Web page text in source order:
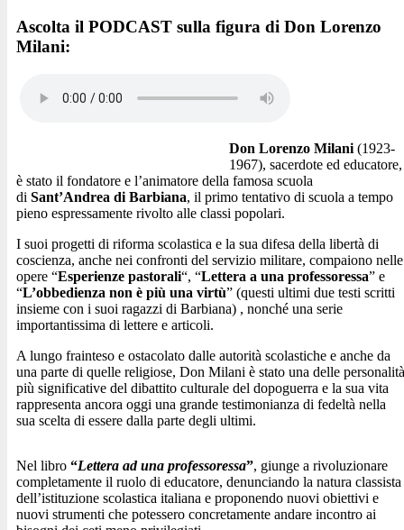
Ascolta il PODCAST sulla figura di Don Lorenzo
Milani:
Don Lorenzo Milani (1923-
1967), sacerdote ed educatore,
è stato il fondatore e l’animatore della famosa scuola
di Sant’Andrea di Barbiana, il primo tentativo di scuola a tempo
pieno espressamente rivolto alle classi popolari.
I suoi progetti di riforma scolastica e la sua difesa della libertà di
coscienza, anche nei confronti del servizio militare, compaiono nelle
opere “Esperienze pastorali“, “Lettera a una professoressa” e
“L’obbedienza non è più una virtù” (questi ultimi due testi scritti
insieme con i suoi ragazzi di Barbiana) , nonché una serie
importantissima di lettere e articoli.
A lungo frainteso e ostacolato dalle autorità scolastiche e anche da
una parte di quelle religiose, Don Milani è stato una delle personalità
più significative del dibattito culturale del dopoguerra e la sua vita
rappresenta ancora oggi una grande testimonianza di fedeltà nella
sua scelta di essere dalla parte degli ultimi.
Nel libro “Lettera ad una professoressa”, giunge a rivoluzionare
completamente il ruolo di educatore, denunciando la natura classista
dell’istituzione scolastica italiana e proponendo nuovi obiettivi e
nuovi strumenti che potessero concretamente andare incontro ai